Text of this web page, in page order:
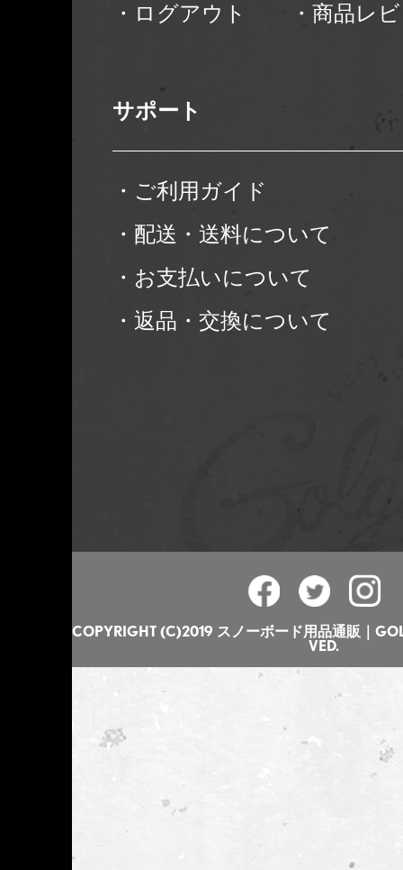
・ログアウト
・商品レ
サポート
・ご利用ガイド
・配送・送料について
・お支払いについて
・返品・交換について
COPYRIGHT (C)2019 スノーボード用品通販｜
VED.